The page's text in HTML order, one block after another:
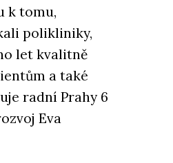
k tomu,
polikliniky,
let kvalitně
a také
radní Prahy 6
Eva